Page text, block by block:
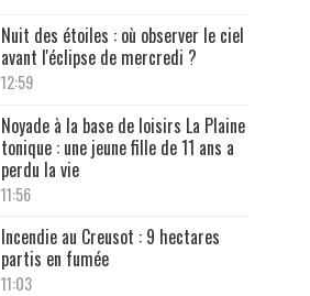
Nuit des étoiles : où observer le ciel
avant l'éclipse de mercredi ?
12:59
Noyade à la base de loisirs La Plaine
tonique : une jeune fille de 11 ans a
perdu la vie
11:56
Incendie au Creusot : 9 hectares
partis en fumée
11:03